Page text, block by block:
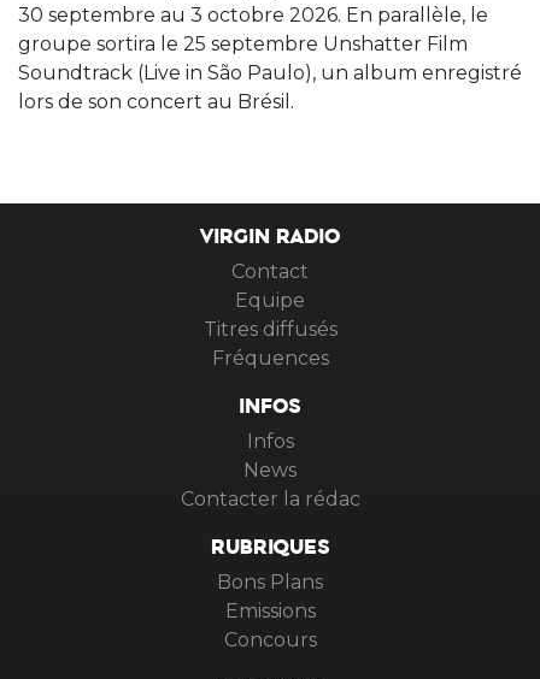
30 septembre au 3 octobre 2026. En parallèle, le
groupe sortira le 25 septembre Unshatter Film
Soundtrack (Live in São Paulo), un album enregistré
lors de son concert au Brésil.
VIRGIN RADIO
Contact
Equipe
Titres diffusés
Fréquences
INFOS
Infos
News
Contacter la rédac
RUBRIQUES
Bons Plans
Emissions
Concours